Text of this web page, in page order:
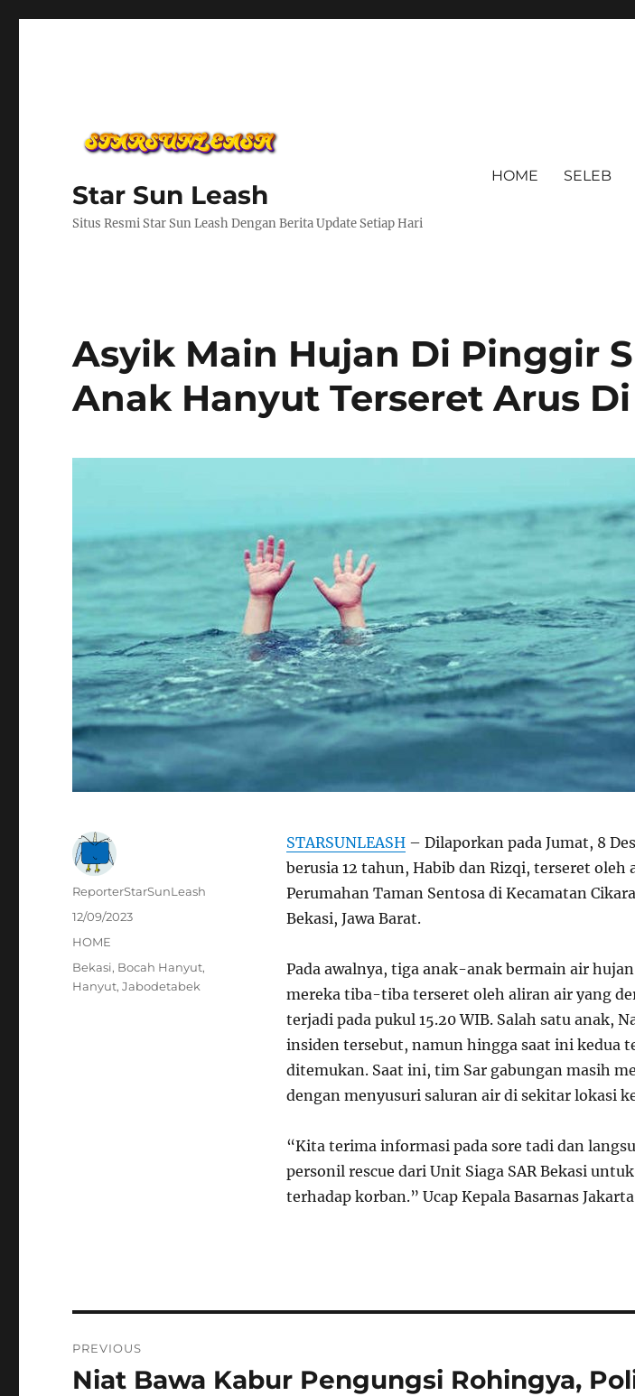
Star Sun Leash
Situs Resmi Star Sun Leash Dengan Berita Update Setiap Hari
HOME SELEB
Asyik Main Hujan Di Pinggir
Anak Hanyut Terseret Arus
STARSUNLEASH– Dilaporkan pada Jumat, 8
berusia 12 tahun, Habib dan Rizqi, terseret oleh
Perumahan Taman Sentosa di Kecamatan
Bekasi, Jawa Barat.
Pada awalnya, tiga anak-anak bermain air
mereka tiba-tiba terseret oleh aliran air yang
terjadi pada pukul 15.20 WIB. Salah satu anak,
insiden tersebut, namun hingga saat ini kedua
ditemukan. Saat ini, tim Sar gabungan masih
dengan menyusuri saluran air di sekitar lokasi
“Kita terima informasi pada sore tadi dan
personil rescue dari Unit Siaga SAR Bekasi
terhadap korban.” Ucap Kepala Basarnas
Author
ReporterStarSunLeash
Posted
on
12/09/2023
Categories
HOME
Tags
Bekasi, Bocah Hanyut,
Hanyut,Jabodetabek
pos
PREVIOUS
Previous
Niat Bawa Kabur Pengungsi Rohingya,